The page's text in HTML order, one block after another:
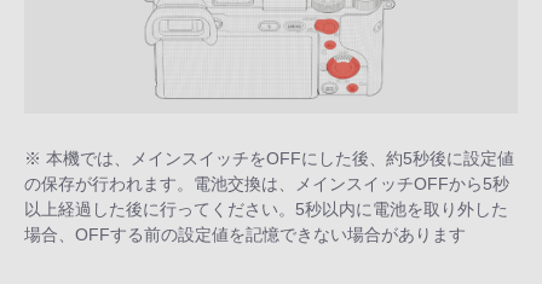
※ 本機では、メインスイッチをOFFにした後、約5秒後に設定値
の保存が行われます。電池交換は、メインスイッチOFFから5秒
以上経過した後に行ってください。5秒以内に電池を取り外した
場合、OFFする前の設定値を記憶できない場合があります